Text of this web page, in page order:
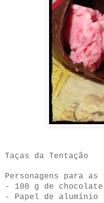
Taças da Tentação
Personagens para
- 100 g de
- Papel de alumínio